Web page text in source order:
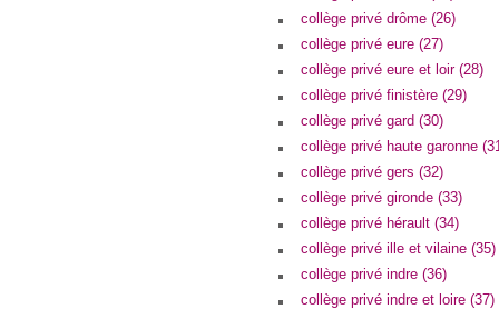
collège privé drôme (26)
collège privé eure (27)
collège privé eure et loir (28)
collège privé finistère (29)
collège privé gard (30)
collège privé haute garonne
collège privé gers (32)
collège privé gironde (33)
collège privé hérault (34)
collège privé ille et vilaine (35)
collège privé indre (36)
collège privé indre et loire (37)